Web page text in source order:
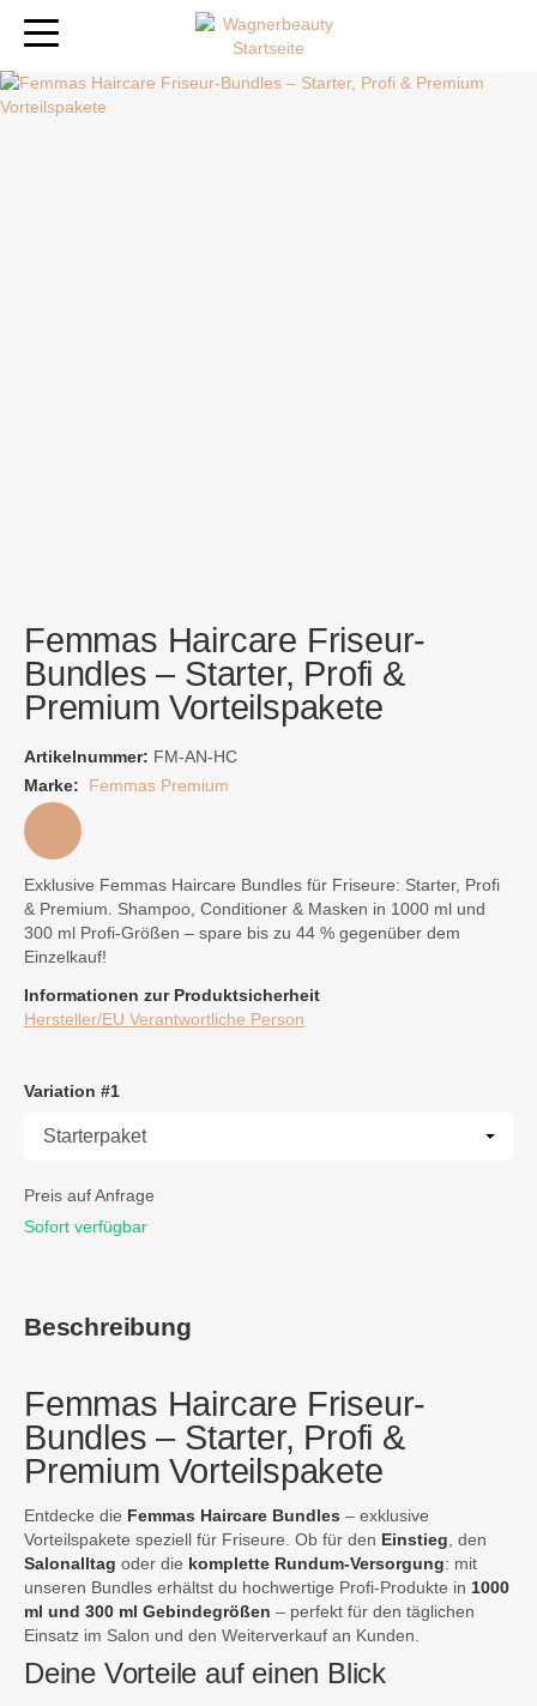
Femmas Haircare Friseur-
Bundles – Starter, Profi &
Premium Vorteilspakete
Artikelnummer: FM-AN-HC
Marke:
Femmas Premium
Exklusive Femmas Haircare Bundles für Friseure: Starter, Profi
& Premium. Shampoo, Conditioner & Masken in 1000 ml und
300 ml Profi-Größen – spare bis zu 44 % gegenüber dem
Einzelkauf!
Informationen zur Produktsicherheit
Hersteller/EU Verantwortliche Person
Variation #1
Preis auf Anfrage
Sofort verfügbar
Beschreibung
Femmas Haircare Friseur-
Bundles – Starter, Profi &
Premium Vorteilspakete
Entdecke die Femmas Haircare Bundles – exklusive
Vorteilspakete speziell für Friseure. Ob für den Einstieg, den
Salonalltag oder die komplette Rundum-Versorgung: mit
unseren Bundles erhältst du hochwertige Profi-Produkte in 1000
ml und 300 ml Gebindegrößen – perfekt für den täglichen
Einsatz im Salon und den Weiterverkauf an Kunden.
Deine Vorteile auf einen Blick